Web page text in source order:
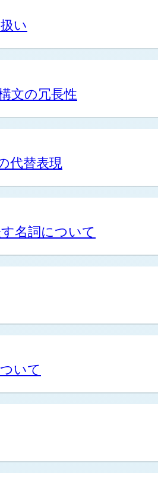
い
文の冗長性
代替表現
名詞について
いて